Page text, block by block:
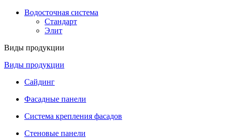
Водосточная система
Стандарт
Элит
Виды продукции
Виды продукции
Сайдинг
Фасадные панели
Система крепления фасадов
Стеновые панели